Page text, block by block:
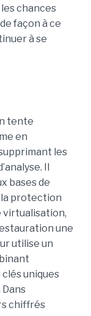
chances
façon à ce
à se
tente
en
les
Il
bases de
la protection
virtualisation,
une
utilise un
clés uniques
Dans
chiffrés